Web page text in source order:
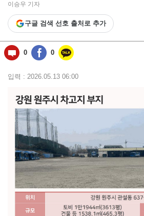
동)
이승우 기자
구글 검색 선호 출처로 추가
0 0
입력 : 2026.05.13 06:00